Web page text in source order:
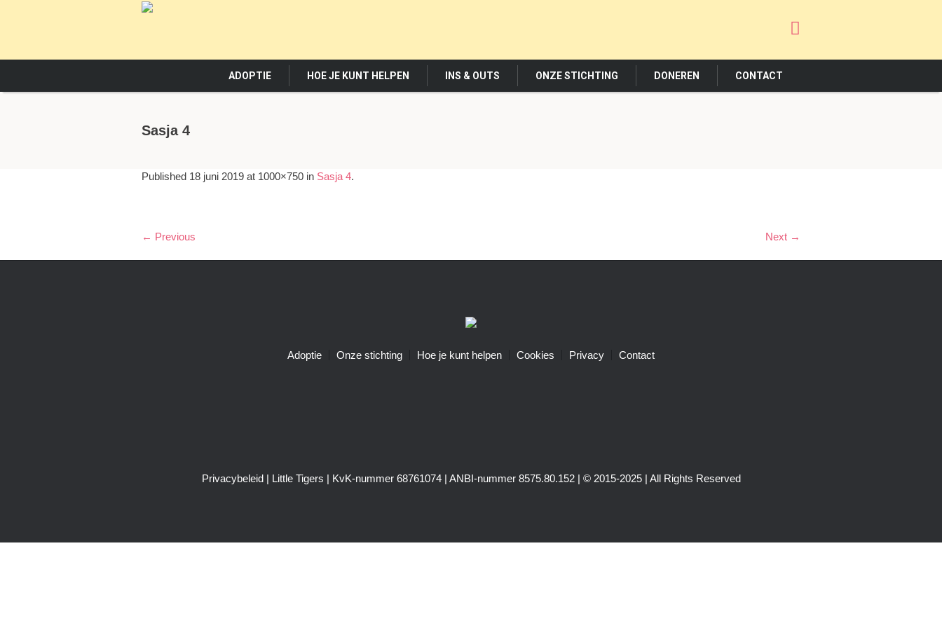
ADOPTIE HOE JE KUNT HELPEN INS & OUTS ONZE STICHTING DONEREN CONTACT
Sasja 4
Published 18 juni 2019 at 1000×750 in Sasja 4.
← Previous Next →
Adoptie Onze stichting Hoe je kunt helpen Cookies Privacy Contact
Privacybeleid| Little Tigers | KvK-nummer 68761074 | ANBI-nummer 8575.80.152 | © 2015-2025 | All Rights Reserved